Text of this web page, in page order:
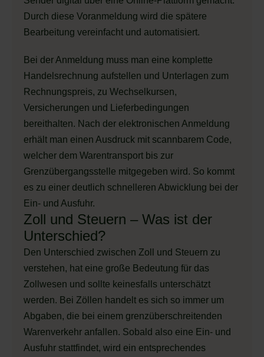
Durch diese Voranmeldung wird die spätere
Bearbeitung vereinfacht und automatisiert.
Bei der Anmeldung muss man eine komplette
Handelsrechnung aufstellen und Unterlagen zum
Rechnungspreis, zu Wechselkursen,
Versicherungen und Lieferbedingungen
bereithalten. Nach der elektronischen Anmeldung
erhält man einen Ausdruck mit scannbarem Code,
welcher dem Warentransport bis zur
Grenzübergangsstelle mitgegeben wird. So kommt
es zu einer deutlich schnelleren Abwicklung bei der
Ein- und Ausfuhr.
Zoll und Steuern – Was ist der
Unterschied?
Den Unterschied zwischen Zoll und Steuern zu
verstehen, hat eine große Bedeutung für das
Zollwesen und sollte keinesfalls unterschätzt
werden. Bei Zöllen handelt es sich so immer um
Abgaben, die bei einem grenzüberschreitenden
Warenverkehr anfallen. Sobald also eine Ein- und
Ausfuhr stattfindet, wird ein entsprechendes